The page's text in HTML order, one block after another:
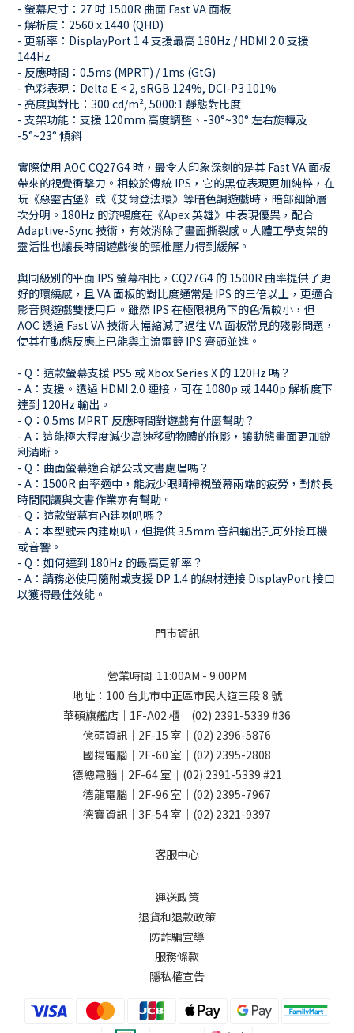
- 螢幕尺寸：27 吋 1500R 曲面 Fast VA 面板
- 解析度：2560 x 1440 (QHD)
- 更新率：DisplayPort 1.4 支援最高 180Hz / HDMI 2.0 支援
144Hz
- 反應時間：0.5ms (MPRT) / 1ms (GtG)
- 色彩表現：Delta E < 2, sRGB 124%, DCI-P3 101%
- 亮度與對比：300 cd/m², 5000:1 靜態對比度
- 支架功能：支援 120mm 高度調整、-30°~30° 左右旋轉及
-5°~23° 傾斜
實際使用 AOC CQ27G4 時，最令人印象深刻的是其 Fast VA 面板
帶來的視覺衝擊力。相較於傳統 IPS，它的黑位表現更加純粹，在
玩《惡靈古堡》或《艾爾登法環》等暗色調遊戲時，暗部細節層
次分明。180Hz 的流暢度在《Apex 英雄》中表現優異，配合
Adaptive-Sync 技術，有效消除了畫面撕裂感。人體工學支架的
靈活性也讓長時間遊戲後的頸椎壓力得到緩解。
與同級別的平面 IPS 螢幕相比，CQ27G4 的 1500R 曲率提供了更
好的環繞感，且 VA 面板的對比度通常是 IPS 的三倍以上，更適合
影音與遊戲雙棲用戶。雖然 IPS 在極限視角下的色偏較小，但
AOC 透過 Fast VA 技術大幅縮減了過往 VA 面板常見的殘影問題，
使其在動態反應上已能與主流電競 IPS 齊頭並進。
- Q：這款螢幕支援 PS5 或 Xbox Series X 的 120Hz 嗎？
- A：支援。透過 HDMI 2.0 連接，可在 1080p 或 1440p 解析度下
達到 120Hz 輸出。
- Q：0.5ms MPRT 反應時間對遊戲有什麼幫助？
- A：這能極大程度減少高速移動物體的拖影，讓動態畫面更加銳
利清晰。
- Q：曲面螢幕適合辦公或文書處理嗎？
- A：1500R 曲率適中，能減少眼睛掃視螢幕兩端的疲勞，對於長
時間閱讀與文書作業亦有幫助。
- Q：這款螢幕有內建喇叭嗎？
- A：本型號未內建喇叭，但提供 3.5mm 音訊輸出孔可外接耳機
或音響。
- Q：如何達到 180Hz 的最高更新率？
- A：請務必使用隨附或支援 DP 1.4 的線材連接 DisplayPort 接口
以獲得最佳效能。
門市資訊
營業時間: 11:00AM - 9:00PM
地址： 100 台北市中正區市民大道三段 8 號
華碩旗艦店｜1F-A02 櫃｜ (02) 2391-5339 #36
億碩資訊｜2F-15 室｜ (02) 2396-5876
國揚電腦｜2F-60 室｜ (02) 2395-2808
德總電腦｜2F-64 室｜ (02) 2391-5339 #21
德龍電腦｜2F-96 室｜ (02) 2395-7967
德寶資訊｜3F-54 室｜ (02) 2321-9397
客服中心
運送政策
退貨和退款政策
防詐騙宣導
服務條款
隱私權宣告